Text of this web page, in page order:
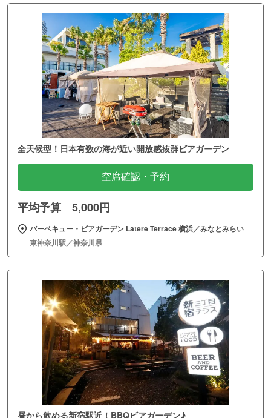
全天候型！日本有数の海が近い開放感抜群ビアガーデン
空席確認・予約
平均予算 5,000円
バーベキュー・ビアガーデン Latere Terrace 横浜／みなとみらい
東神奈川駅／神奈川県
昼から飲める新宿駅近！BBQビアガーデン♪